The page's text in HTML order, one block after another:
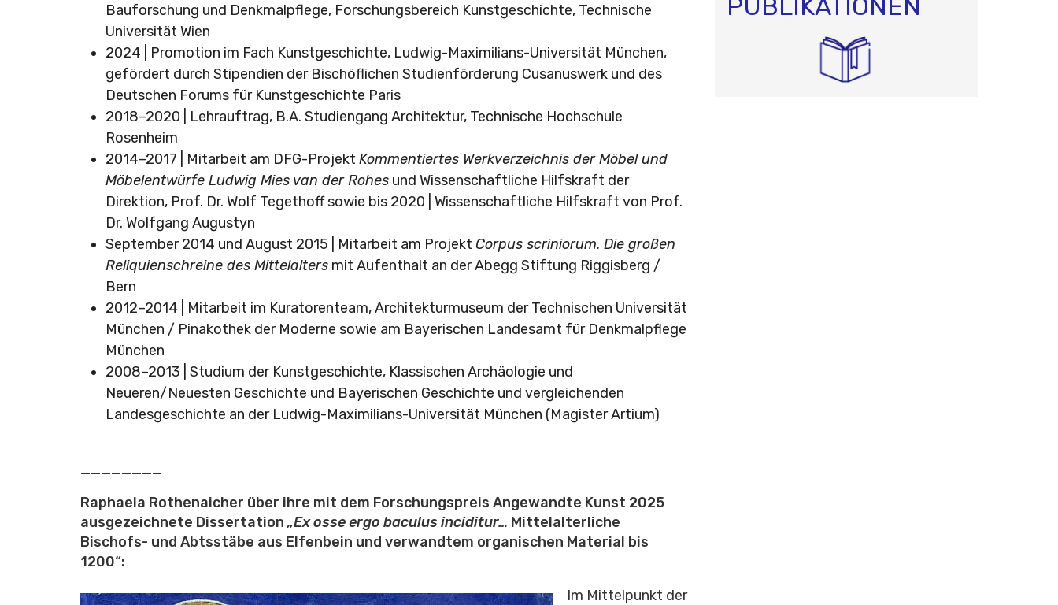
Bauforschung und Denkmalpflege, Forschungsbereich Kunstgeschichte, Technische
Universität Wien
2024 | Promotion im Fach Kunstgeschichte, Ludwig-Maximilians-Universität München,
gefördert durch Stipendien der Bischöflichen Studienförderung Cusanuswerk und des
Deutschen Forums für Kunstgeschichte Paris
2018–2020 | Lehrauftrag, B.A. Studiengang Architektur, Technische Hochschule
Rosenheim
2014–2017 | Mitarbeit am DFG-Projekt Kommentiertes Werkverzeichnis der Möbel und
Möbelentwürfe Ludwig Mies van der Rohes und Wissenschaftliche Hilfskraft der
Direktion, Prof. Dr. Wolf Tegethoff sowie bis 2020 | Wissenschaftliche Hilfskraft von Prof.
Dr. Wolfgang Augustyn
September 2014 und August 2015 | Mitarbeit am Projekt Corpus scriniorum. Die großen
Reliquienschreine des Mittelalters mit Aufenthalt an der Abegg Stiftung Riggisberg /
Bern
2012–2014 | Mitarbeit im Kuratorenteam, Architekturmuseum der Technischen Universität
München / Pinakothek der Moderne sowie am Bayerischen Landesamt für Denkmalpflege
München
2008–2013 | Studium der Kunstgeschichte, Klassischen Archäologie und
Neueren/Neuesten Geschichte und Bayerischen Geschichte und vergleichenden
Landesgeschichte an der Ludwig-Maximilians-Universität München (Magister Artium)
________
Raphaela Rothenaicher über ihre mit dem Forschungspreis Angewandte Kunst 2025
ausgezeichnete Dissertation „Ex osse ergo baculus inciditur… Mittelalterliche
Bischofs- und Abtsstäbe aus Elfenbein und verwandtem organischen Material bis
1200“:
Im Mittelpunkt der
PUBLIKATIONEN